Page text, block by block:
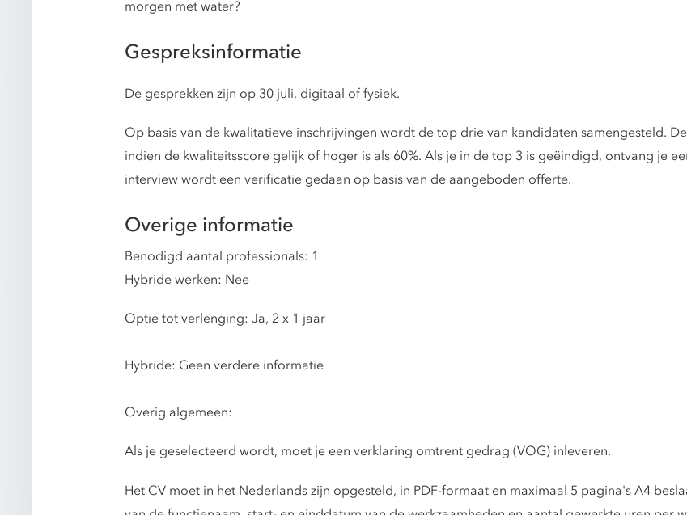
morgen met water?
Gespreksinformatie
De gesprekken zijn op 30 juli, digitaal of fysiek.
Op basis van de kwalitatieve inschrijvingen wordt de top drie van kandidaten samengesteld.
indien de kwaliteitsscore gelijk of hoger is als 60%. Als je in de top 3 is geëindigd, ontvang je
interview wordt een verificatie gedaan op basis van de aangeboden offerte.
Overige informatie
Benodigd aantal professionals: 1
Hybride werken: Nee
Optie tot verlenging: Ja, 2 x 1 jaar
Hybride: Geen verdere informatie
Overig algemeen:
Als je geselecteerd wordt, moet je een verklaring omtrent gedrag (VOG) inleveren.
Het CV moet in het Nederlands zijn opgesteld, in PDF-formaat en maximaal 5 pagina's A4